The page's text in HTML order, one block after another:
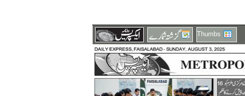
Thumbs